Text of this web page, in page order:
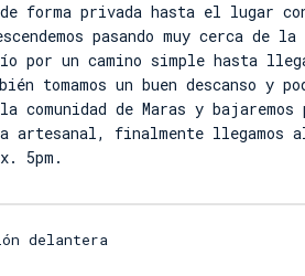
privada hasta el lugar
pasando muy cerca de la
por un camino simple hasta
tomamos un buen descanso y
comunidad de Maras y
finalmente llegamos
5pm.
delantera